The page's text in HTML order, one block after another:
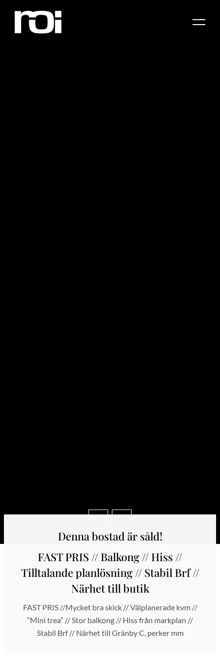
Denna bostad är såld!
FAST PRIS // Balkong // Hiss //
Tilltalande planlösning // Stabil Brf //
Närhet till butik
FAST PRIS //Mycket bra skick // Välplanerade kvm //
”Mini trea” // Stor balkong // Hiss från markplan //
Stabil Brf // Närhet till Gränby C, perker mm